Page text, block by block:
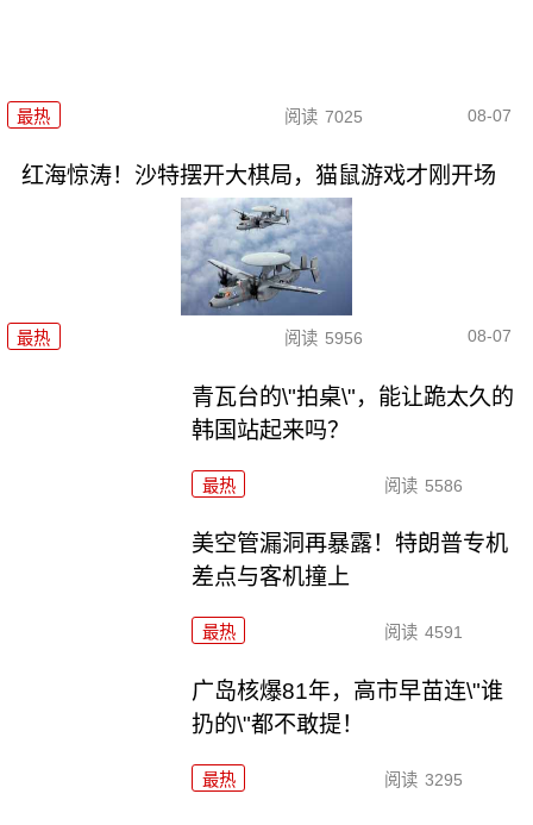
最热 阅读 7025 08-07
红海惊涛！沙特摆开大棋局，猫鼠游戏才刚开场
最热 阅读 5956 08-07
青瓦台的\"拍桌\"，能让跪太久的
韩国站起来吗？
最热 阅读 5586
美空管漏洞再暴露！特朗普专机
差点与客机撞上
最热 阅读 4591
广岛核爆81年，高市早苗连\"谁
扔的\"都不敢提！
最热 阅读 3295